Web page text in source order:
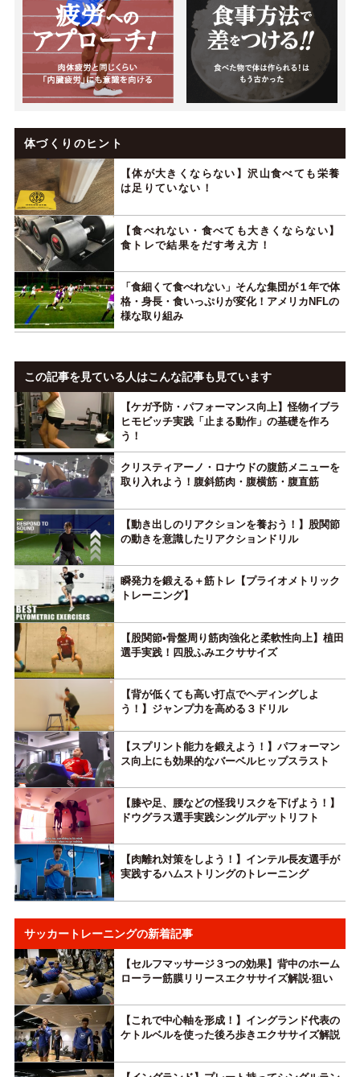
体づくりのヒント
【体が大きくならない】沢山食べても栄養
は足りていない！
【食べれない・食べても大きくならない】
食トレで結果をだす考え方！
「食細くて食べれない」そんな集団が１年で体
格・身長・食いっぷりが変化！アメリカNFLの
様な取り組み
この記事を見ている人はこんな記事も見ています
【ケガ予防・パフォーマンス向上】怪物イブラ
ヒモビッチ実践「止まる動作」の基礎を作ろ
う！
クリスティアーノ・ロナウドの腹筋メニューを
取り入れよう！腹斜筋肉・腹横筋・腹直筋
【動き出しのリアクションを養おう！】股関節
の動きを意識したリアクションドリル
瞬発力を鍛える＋筋トレ【プライオメトリック
トレーニング】
【股関節•骨盤周り筋肉強化と柔軟性向上】植田
選手実践！四股ふみエクササイズ
【背が低くても高い打点でヘディングしよ
う！】ジャンプ力を高める３ドリル
【スプリント能力を鍛えよう！】パフォーマン
ス向上にも効果的なバーベルヒップスラスト
【膝や足、腰などの怪我リスクを下げよう！】
ドウグラス選手実践シングルデットリフト
【肉離れ対策をしよう！】インテル長友選手が
実践するハムストリングのトレーニング
サッカートレーニングの新着記事
【セルフマッサージ３つの効果】背中のホーム
ローラー筋膜リリースエクササイズ解説·狙い
【これで中心軸を形成！】イングランド代表の
ケトルベルを使った後ろ歩きエクササイズ解説